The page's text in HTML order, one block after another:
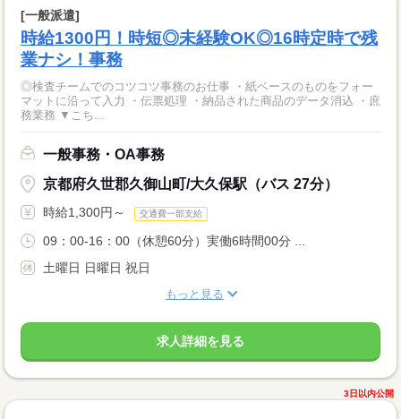
[一般派遣]
時給1300円！時短◎未経験OK◎16時定時で残
業ナシ！事務
◎検査チームでのコツコツ事務のお仕事 ・紙ベースのものをフォー
マットに沿って入力 ・伝票処理 ・納品された商品のデータ消込 ・庶
務業務 ▼こち...
一般事務・OA事務
京都府久世郡久御山町/大久保駅（バス 27分）
時給1,300円～ 交通費一部支給
09：00-16：00（休憩60分）実働6時間00分 ...
土曜日 日曜日 祝日
もっと見る
求人詳細を見る
3日以内公開